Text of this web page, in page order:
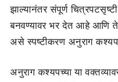
झाल्यानंतर संपूर्ण
बनवण्यावर भर देत आहे आणि
असे स्पष्टीकरण अनुराग
अनुराग कश्यपच्या या